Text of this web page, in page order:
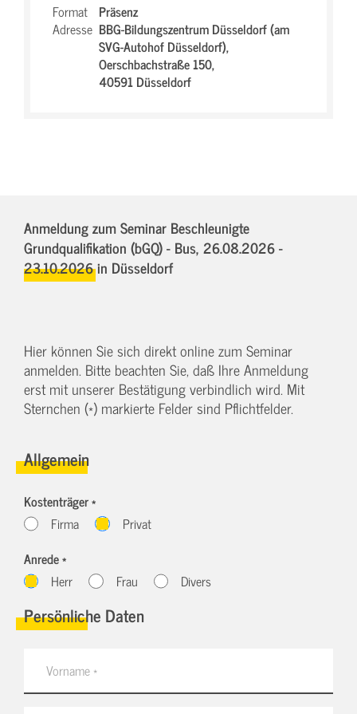
Format Präsenz
Adresse BBG-Bildungszentrum Düsseldorf (am
SVG-Autohof Düsseldorf),
Oerschbachstraße 150,
40591 Düsseldorf
Anmeldung zum Seminar Beschleunigte
Grundqualifikation (bGQ) - Bus, 26.08.2026 -
23.10.2026in Düsseldorf
Hier können Sie sich direkt online zum Seminar
anmelden. Bitte beachten Sie, daß Ihre Anmeldung
erst mit unserer Bestätigung verbindlich wird. Mit
Sternchen (*) markierte Felder sind Pflichtfelder.
Allgemein
Kostenträger *
Firma
Privat
Anrede *
Herr
Frau Divers
Persönliche Daten